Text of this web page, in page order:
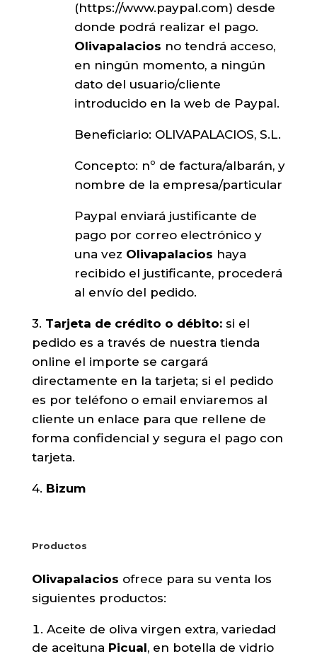
(https://www.paypal.com) desde
donde podrá realizar el pago.
Olivapalacios no tendrá acceso,
en ningún momento, a ningún
dato del usuario/cliente
introducido en la web de Paypal.
Beneficiario: OLIVAPALACIOS, S.L.
Concepto: nº de factura/albarán, y
nombre de la empresa/particular
Paypal enviará justificante de
pago por correo electrónico y
una vez Olivapalacios haya
recibido el justificante, procederá
al envío del pedido.
3. Tarjeta de crédito o débito: si el
pedido es a través de nuestra tienda
online el importe se cargará
directamente en la tarjeta; si el pedido
es por teléfono o email enviaremos al
cliente un enlace para que rellene de
forma confidencial y segura el pago con
tarjeta.
4. Bizum
Productos
Olivapalacios ofrece para su venta los
siguientes productos:
Aceite de oliva virgen extra, variedad
de aceituna Picual, en botella de vidrio